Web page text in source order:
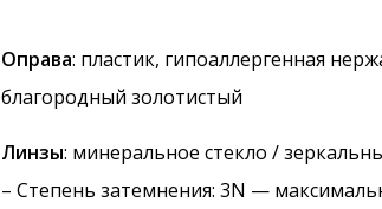
Оправа: пластик, гипоаллергенная
благородный золотистый
Линзы: минеральное стекло /
– Степень затемнения: 3N —